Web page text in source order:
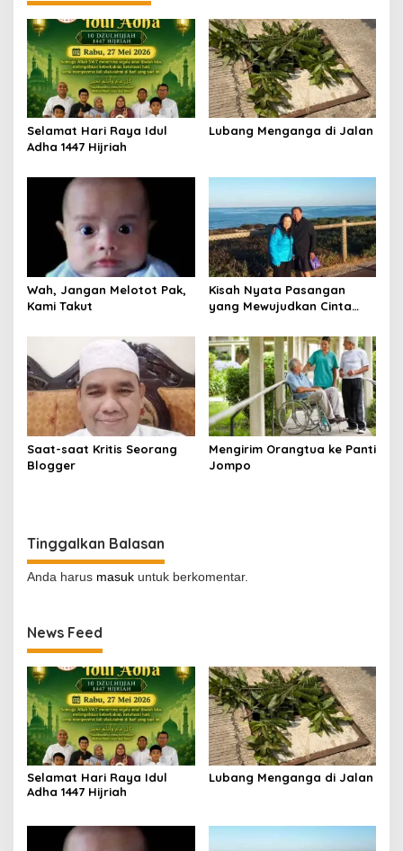
Selamat Hari Raya Idul
Adha 1447 Hijriah
Lubang Menganga di Jalan
Wah, Jangan Melotot Pak,
Kami Takut
Kisah Nyata Pasangan
yang Mewujudkan Cinta
Saat-saat Kritis Seorang
Blogger
Mengirim Orangtua ke Panti
Jompo
Tinggalkan Balasan
Anda harus masuk untuk berkomentar.
News Feed
Selamat Hari Raya Idul
Adha 1447 Hijriah
Lubang Menganga di Jalan